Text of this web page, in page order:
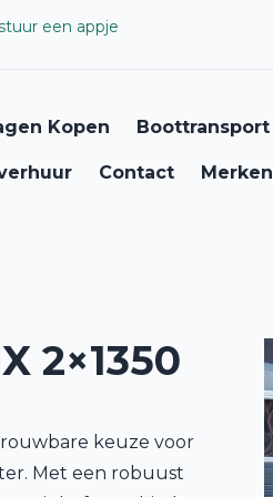
een appje
Kopen Boottransport
Contact Merken
2×1350
keuze voor
Met een robuust